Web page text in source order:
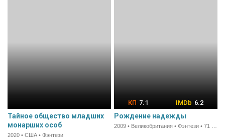
Тайное общество младших
монарших особ
2020 • США • Фэнтези
7.1 6.2
Рождение надежды